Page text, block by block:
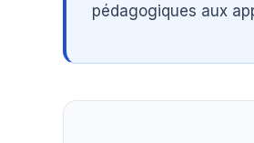
pédagogiques aux